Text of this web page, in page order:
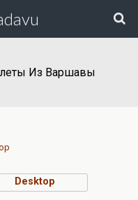
Из Варшавы
Desktop